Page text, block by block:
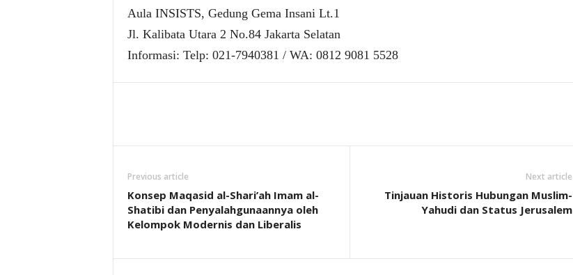
Aula INSISTS, Gedung Gema Insani Lt.1
Jl. Kalibata Utara 2 No.84 Jakarta Selatan
Informasi: Telp: 021-7940381 / WA: 0812 9081 5528
Previous article
Konsep Maqasid al-Shari’ah Imam al-
Shatibi dan Penyalahgunaannya oleh
Kelompok Modernis dan Liberalis
Next article
Tinjauan Historis Hubungan Muslim-
Yahudi dan Status Jerusalem